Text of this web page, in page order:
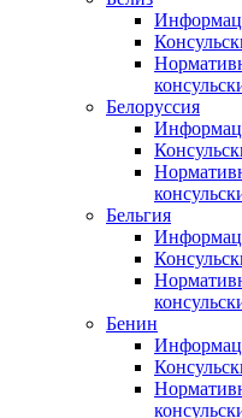
Белоруссия
Бельгия
Бенин